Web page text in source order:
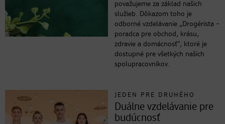
považujeme za základ našich
služieb. Dôkazom toho je
odborné vzdelávanie „Drogérista –
poradca pre obchod, krásu,
zdravie a domácnosť“, ktoré je
dostupné pre všetkých našich
spolupracovníkov.
JEDEN PRE DRUHÉHO
Duálne vzdelávanie pre
budúcnosť